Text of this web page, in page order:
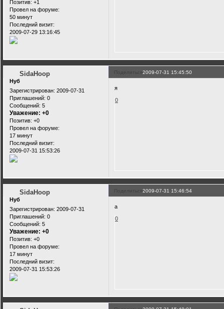
Позитив: +1
Провел на форуме:
50 минут
Последний визит:
2009-07-29 13:16:45
Поделиться2009-07-31 15:45:50
SidaHoop
Нуб
Зарегистрирован: 2009-07-31
Приглашений: 0
Сообщений: 5
Уважение: +0
Позитив: +0
Провел на форуме:
17 минут
Последний визит:
2009-07-31 15:53:26
я
0
Поделиться2009-07-31 15:46:54
SidaHoop
Нуб
Зарегистрирован: 2009-07-31
Приглашений: 0
Сообщений: 5
Уважение: +0
Позитив: +0
Провел на форуме:
17 минут
Последний визит:
2009-07-31 15:53:26
а
0